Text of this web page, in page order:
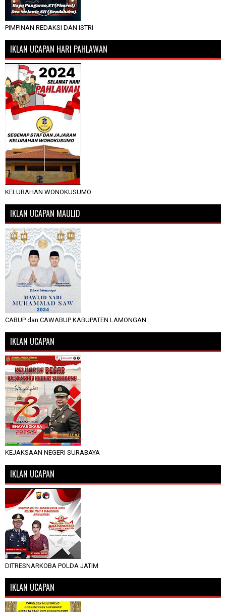
PIMPINAN REDAKSI DAN ISTRI
IKLAN UCAPAN HARI PAHLAWAN
KELURAHAN WONOKUSUMO
IKLAN UCAPAN MAULID
CABUP dan CAWABUP KABUPATEN LAMONGAN
IKLAN UCAPAN
KEJAKSAAN NEGERI SURABAYA
IKLAN UCAPAN
DITRESNARKOBA POLDA JATIM
IKLAN UCAPAN